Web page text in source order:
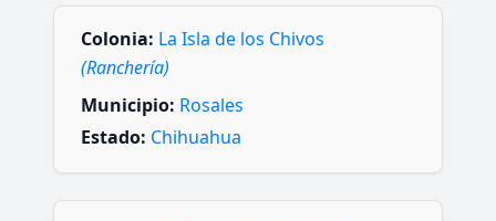
Colonia: La Isla de los Chivos
(Ranchería)
Municipio: Rosales
Estado: Chihuahua